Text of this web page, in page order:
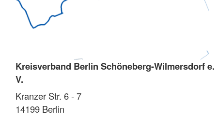
Kreisverband Berlin Schöneberg-Wilmersdorf e.
V.
Kranzer Str. 6 - 7
14199 Berlin